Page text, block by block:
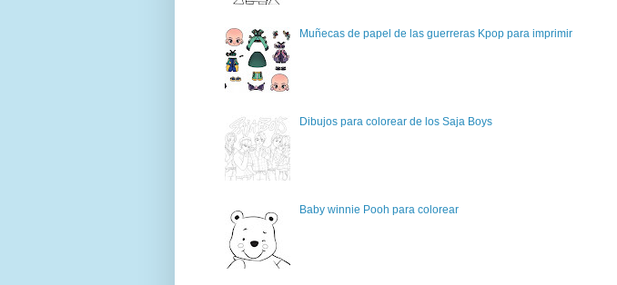
Muñecas de papel de las guerreras Kpop para imprimir
Dibujos para colorear de los Saja Boys
Baby winnie Pooh para colorear